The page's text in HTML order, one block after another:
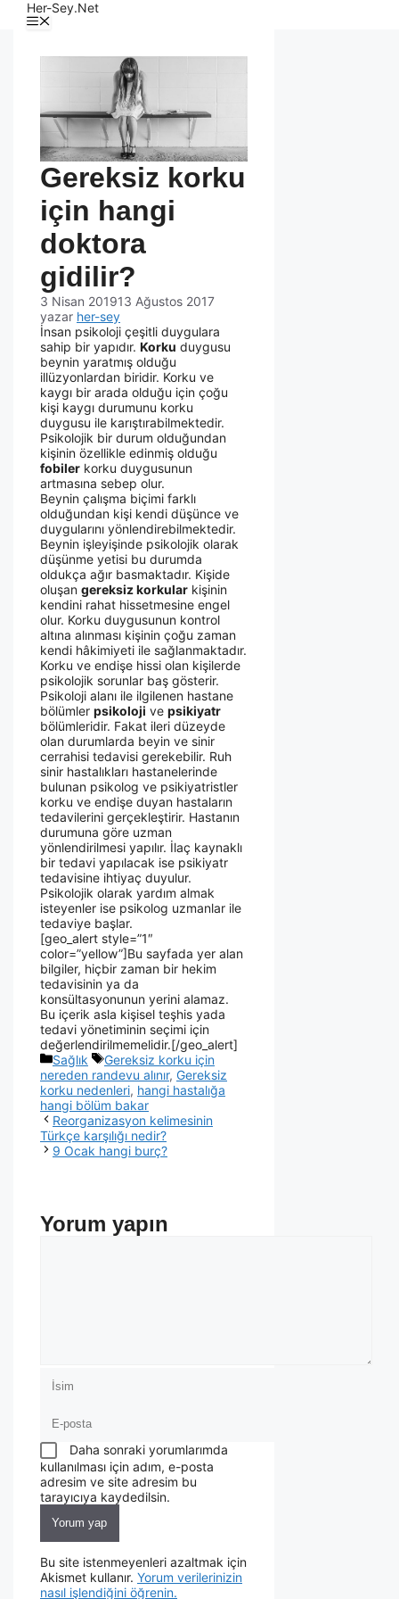
Her-Sey.Net
Gereksiz korku
için hangi
doktora
gidilir?
3 Nisan 201913 Ağustos 2017
yazar her-sey
İnsan psikoloji çeşitli duygulara
sahip bir yapıdır. Korku duygusu
beynin yaratmış olduğu
illüzyonlardan biridir. Korku ve
kaygı bir arada olduğu için çoğu
kişi kaygı durumunu korku
duygusu ile karıştırabilmektedir.
Psikolojik bir durum olduğundan
kişinin özellikle edinmiş olduğu
fobiler korku duygusunun
artmasına sebep olur.
Beynin çalışma biçimi farklı
olduğundan kişi kendi düşünce ve
duygularını yönlendirebilmektedir.
Beynin işleyişinde psikolojik olarak
düşünme yetisi bu durumda
oldukça ağır basmaktadır. Kişide
oluşan gereksiz korkular kişinin
kendini rahat hissetmesine engel
olur. Korku duygusunun kontrol
altına alınması kişinin çoğu zaman
kendi hâkimiyeti ile sağlanmaktadır.
Korku ve endişe hissi olan kişilerde
psikolojik sorunlar baş gösterir.
Psikoloji alanı ile ilgilenen hastane
bölümler psikoloji ve psikiyatr
bölümleridir. Fakat ileri düzeyde
olan durumlarda beyin ve sinir
cerrahisi tedavisi gerekebilir. Ruh
sinir hastalıkları hastanelerinde
bulunan psikolog ve psikiyatristler
korku ve endişe duyan hastaların
tedavilerini gerçekleştirir. Hastanın
durumuna göre uzman
yönlendirilmesi yapılır. İlaç kaynaklı
bir tedavi yapılacak ise psikiyatr
tedavisine ihtiyaç duyulur.
Psikolojik olarak yardım almak
isteyenler ise psikolog uzmanlar ile
tedaviye başlar.
[geo_alert style=”1″
color=”yellow”]Bu sayfada yer alan
bilgiler, hiçbir zaman bir hekim
tedavisinin ya da
konsültasyonunun yerini alamaz.
Bu içerik asla kişisel teşhis yada
tedavi yönetiminin seçimi için
değerlendirilmemelidir.[/geo_alert]
Sağlık
Gereksiz korku için
nereden randevu alınır, Gereksiz
korku nedenleri, hangi hastalığa
hangi bölüm bakar
Reorganizasyon kelimesinin
Türkçe karşılığı nedir?
9 Ocak hangi burç?
Yorum yapın
Daha sonraki yorumlarımda
kullanılması için adım, e-posta
adresim ve site adresim bu
tarayıcıya kaydedilsin.
Bu site istenmeyenleri azaltmak için
Akismet kullanır. Yorum verilerinizin
nasıl işlendiğini öğrenin.